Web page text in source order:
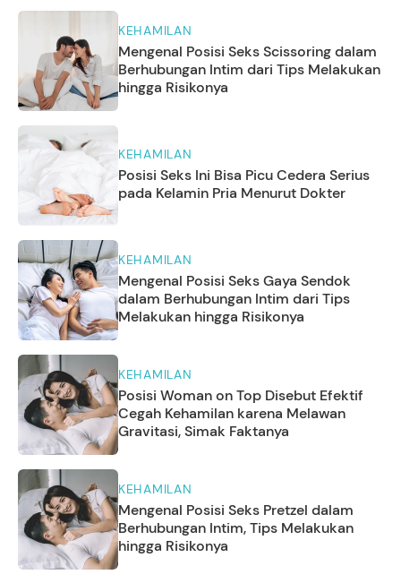
KEHAMILAN
Mengenal Posisi Seks Scissoring dalam
Berhubungan Intim dari Tips Melakukan
hingga Risikonya
KEHAMILAN
Posisi Seks Ini Bisa Picu Cedera Serius
pada Kelamin Pria Menurut Dokter
KEHAMILAN
Mengenal Posisi Seks Gaya Sendok
dalam Berhubungan Intim dari Tips
Melakukan hingga Risikonya
KEHAMILAN
Posisi Woman on Top Disebut Efektif
Cegah Kehamilan karena Melawan
Gravitasi, Simak Faktanya
KEHAMILAN
Mengenal Posisi Seks Pretzel dalam
Berhubungan Intim, Tips Melakukan
hingga Risikonya